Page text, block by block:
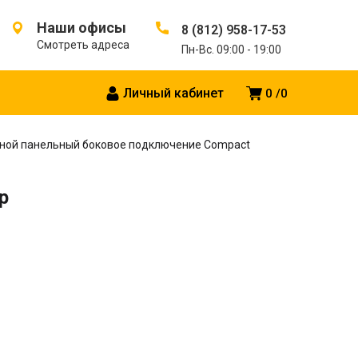
Наши офисы
Смотреть адреса
8 (812) 958-17-53
Пн-Вс. 09:00 - 19:00
0 0
Личный кабинет
панельный боковое подключение Compact